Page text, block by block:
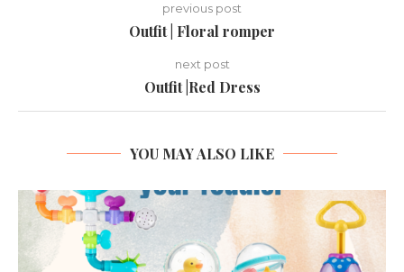
previous post
Outfit | Floral romper
next post
Outfit |Red Dress
YOU MAY ALSO LIKE